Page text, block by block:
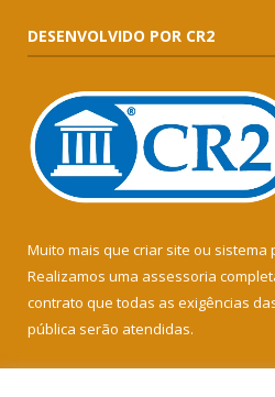
DESENVOLVIDO POR CR2
Muito mais que criar site ou sistema
Realizamos uma assessoria
contrato que todas as exigências
pública serão atendidas.